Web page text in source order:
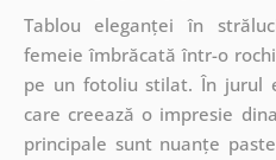
Tablou eleganței în
femeie îmbrăcată într-o
pe un fotoliu stilat. În jurul
care creează o impresie
principale sunt nuanțe